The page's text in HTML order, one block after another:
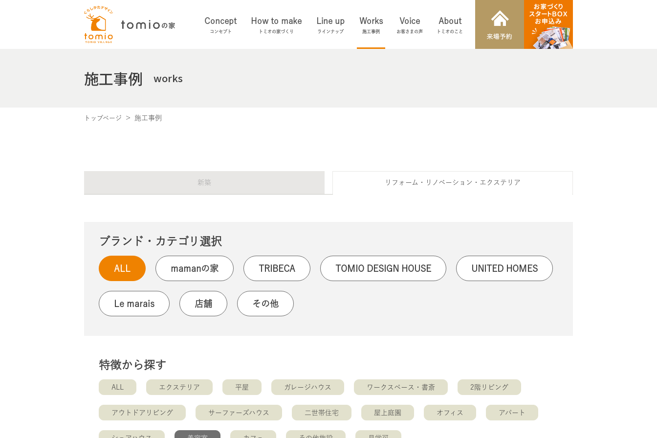
Concept
コンセプト
How to make
トミオの家づくり
Line up
ラインナップ
Works
施工事例
Voice
お客さまの声
About
トミオのこと
施工事例 works
トップページ 施工事例
新築 リフォーム・リノベーション・エクステリア
ブランド・カテゴリ選択
ALL mamanの家 TRIBECA TOMIO DESIGN HOUSE UNITED HOMES
Le marais 店舗 その他
特徴から探す
ALL エクステリア 平屋 ガレージハウス ワークスペース・書斎 2階リビング
アウトドアリビング サーファーズハウス 二世帯住宅 屋上庭園 オフィス アパート